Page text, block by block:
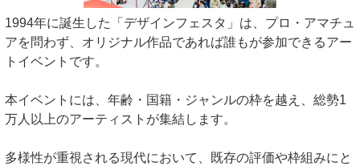
1994年に誕生した「デザインフェスタ」は、プロ・アマチュ
アを問わず、オリジナル作品であれば誰もが参加できるアー
トイベントです。
本イベントには、年齢・国籍・ジャンルの枠を越え、総勢1
万人以上のアーティストが集結します。
多様性が重視される現代において、既存の評価や枠組みにと